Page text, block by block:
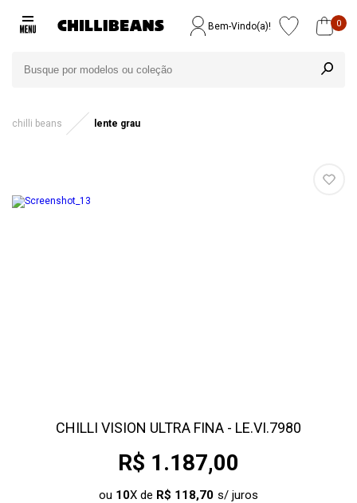
Bem-Vindo(a)! 0
chilli beans lente grau
CHILLI VISION ULTRA FINA - LE.VI.7980
R$ 1.187,00
ou 10X de R$ 118,70